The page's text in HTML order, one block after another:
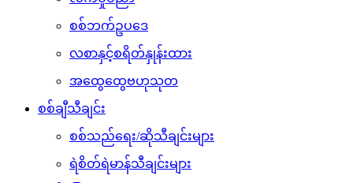
စစ်ဘက်ဥပဒေ
လစာနှင့်စရိတ်နှုန်းထား
အထွေထွေဗဟုသုတ
စစ်ချီသီချင်း
စစ်သည်ရေး/ဆိုသီချင်းများ
ရဲစိတ်ရဲမာန်သီချင်းများ